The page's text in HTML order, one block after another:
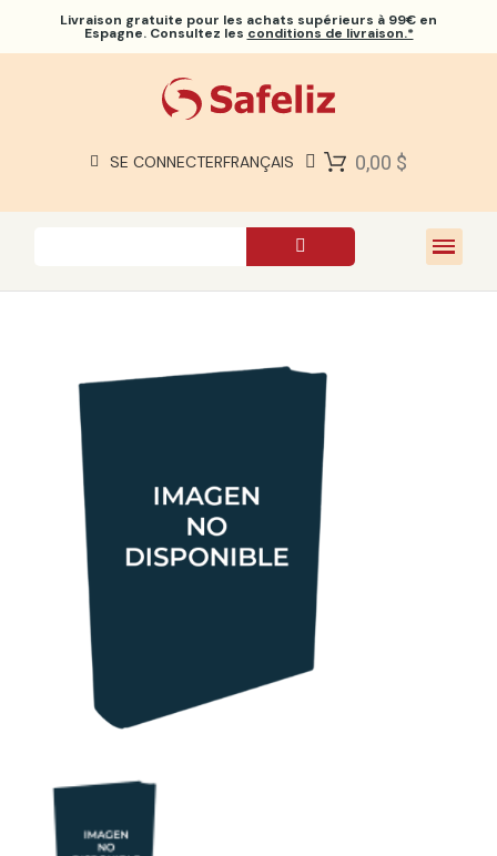
Livraison gratuite pour les achats supérieurs à 99€ en
Espagne. Consultez les conditions de livraison.*
SE CONNECTERFRANÇAIS 0,00 $
À PROPOS DE NOUS